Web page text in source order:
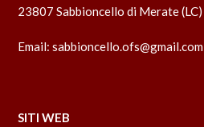
23807 Sabbioncello di Merate (LC)
Email:sabbioncello.ofs@gmail.com
SITI WEB